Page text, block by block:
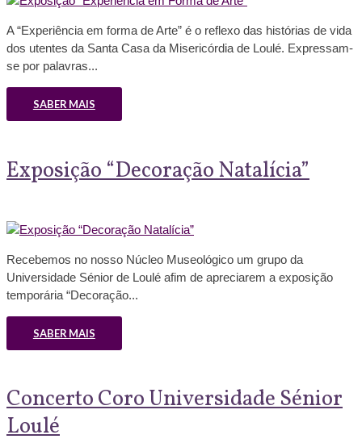
A “Experiência em forma de Arte” é o reflexo das histórias de vida
dos utentes da Santa Casa da Misericórdia de Loulé. Expressam-
se por palavras...
SABER MAIS
Exposição “Decoração Natalícia”
Recebemos no nosso Núcleo Museológico um grupo da
Universidade Sénior de Loulé afim de apreciarem a exposição
temporária “Decoração...
SABER MAIS
Concerto Coro Universidade Sénior
Loulé